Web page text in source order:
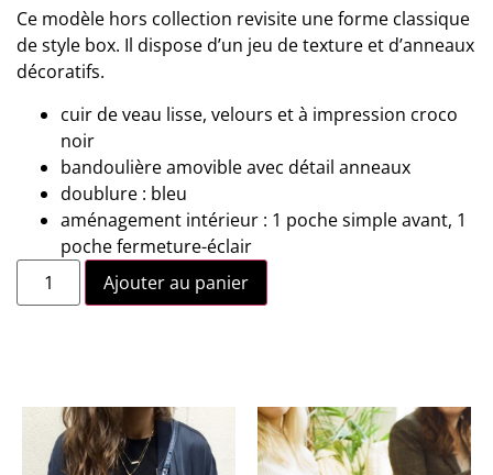
Ce modèle hors collection revisite une forme classique
de style box. Il dispose d’un jeu de texture et d’anneaux
décoratifs.
cuir de veau lisse, velours et à impression croco
noir
bandoulière amovible avec détail anneaux
doublure : bleu
aménagement intérieur : 1 poche simple avant, 1
poche fermeture-éclair
Ajouter au panier